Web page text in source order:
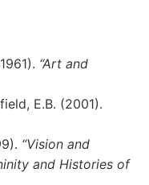
“Art and
E.B. (2001).
“Vision and
and Histories of